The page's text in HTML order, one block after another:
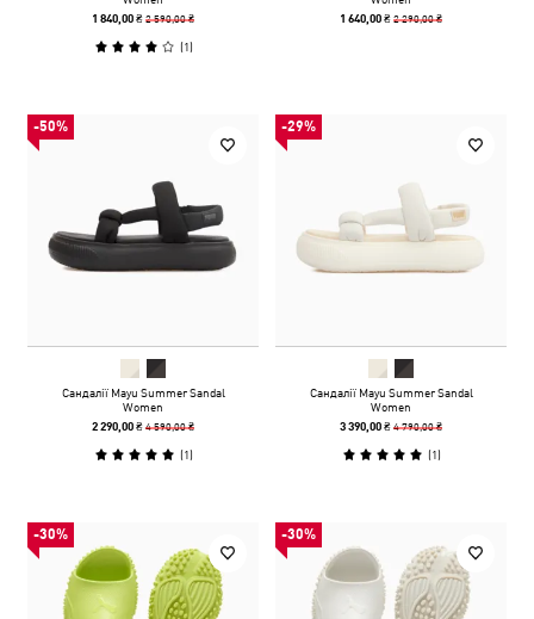
1 840,00 ₴2 590,00 ₴
(1)
1 640,00 ₴2 290,00 ₴
-50%
Сандалії Mayu Summer Sandal
Women
2 290,00 ₴4 590,00 ₴
(1)
-29%
Сандалії Mayu Summer Sandal
Women
3 390,00 ₴4 790,00 ₴
(1)
-30% -30%